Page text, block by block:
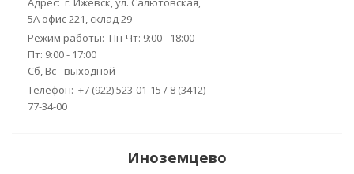
5А офис 221, склад 29
Режим работы: Пн-Чт: 9:00 - 18:00
Пт: 9:00 - 17:00
Сб, Вс - выходной
Телефон: +7 (922) 523-01-15 / 8 (3412)
77-34-00
Иноземцево